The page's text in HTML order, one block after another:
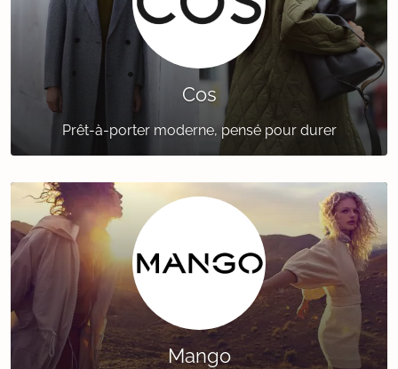
Cos
Prêt-à-porter moderne, pensé pour durer
Mango